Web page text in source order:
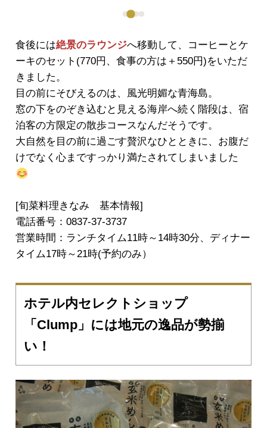
食後には絶景のラウンジへ移動して、コーヒーとケ
ーキのセット(770円、食事の方は＋550円)をいただ
きました。
目の前にそびえるのは、風光明媚な青海島。
窓の下をのぞき込むと見える海岸へ続く階段は、宿
泊客の方限定の散歩コースなんだそうです。
大自然を目の前に過ごす贅沢なひとときに、お腹だ
けでなく心まですっかり満たされてしまいました
[旬菜料理きなみ 基本情報]
電話番号：0837-37-3737
営業時間：ランチタイム11時～14時30分、ディナー
タイム17時～21時(予約のみ）
ホテル内セレクトショップ
「Clump」には地元の逸品が勢揃
い！